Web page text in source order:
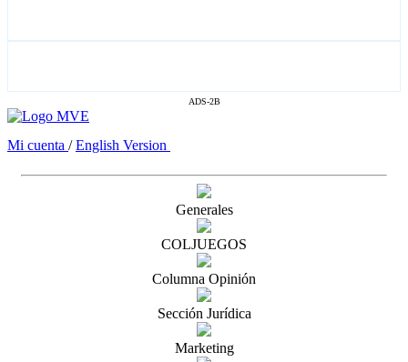
ADS-2B
Mi cuenta /English Version
Generales
COLJUEGOS
Columna Opinión
Sección Jurídica
Marketing